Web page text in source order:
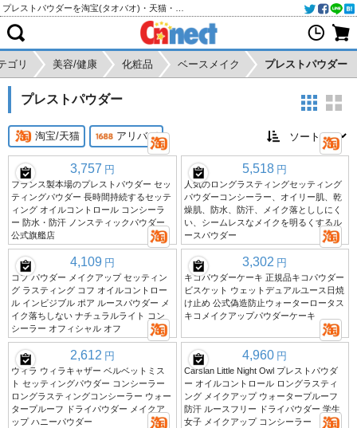
ゴリ 美容/健康 化粧品 ベースメイク プレストパウダー
プレストパウダー
淘宝/天猫 アリババ
3,757 円
フランス製本場のプレストパウダー セッ
ティングパウダー 長時間持続するセッテ
ィング オイルコントロール コンシーラ
ー 防水・防汗 ノンスティックパウダー
公式旗艦店
5,518 円
人気のロングラスティングセッティング
パウダーコンシーラー、オイリー肌、乾
燥肌、防水、防汗、メイク落とししにく
い、シームレスなメイクを明るくするル
ースパウダー
4,109 円
コフ パウダー メイクアップ セッティン
グ ラスティング コフ オイルコントロー
ル インビジブル ポア ルースパウダー メ
イク落ちしない ナチュラルライト コン
シーラー オフィシャル オフ
3,302 円
キコパウダーケーキ 正規品キコパウダー
ビスケット ウェットデュアルユース日焼
け止め 公式偽造防止ウォーターロータス
キコメイクアップパウダーケーキ
2,612 円
ウィラ ウィラキャザー ベルベットミス
ト セッティングパウダー コンシーラー
ロングラスティングコンシーラー ウォー
タープルーフ ドライパウダー メイクア
ップ ハニーパウダー
4,960 円
Carslan Little Night Owl プレストパウダ
ー オイルコントロール ロングラスティ
ング メイクアップ ウォータープルーフ
防汗 ルースフリー ドライパウダー 学生
女子 メイクアップ コンシーラー